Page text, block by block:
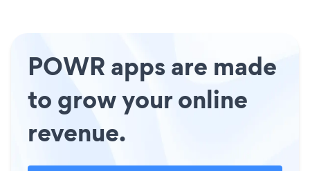
POWR apps are made
to grow your online
revenue.